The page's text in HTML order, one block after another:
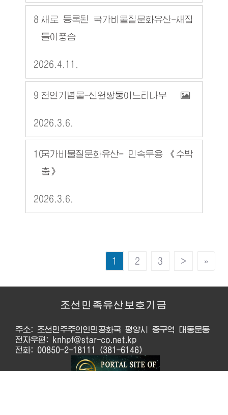
8 새로 등록된 국가비물질문화유산-새집
들이풍습
2026.4.11.
9 천연기념물-신원쌍둥이느티나무
2026.3.6.
10국가비물질문화유산- 민속무용 《수박
춤》
2026.3.6.
1 2 3 > »
조선민족유산보호기금
주소: 조선민주주의인민공화국 평양시 중구역 대동문동
전자우편: knhpf@star-co.net.kp
전화: 00850-2-18111 (381-6146)